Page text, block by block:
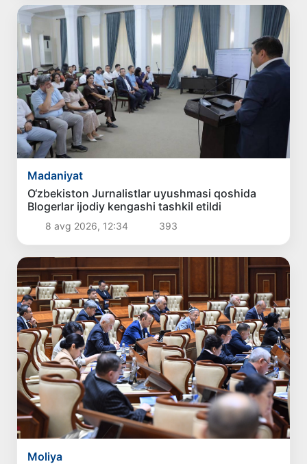
Madaniyat
O‘zbekiston Jurnalistlar uyushmasi qoshida
Blogerlar ijodiy kengashi tashkil etildi
8 avg 2026, 12:34 393
Moliya